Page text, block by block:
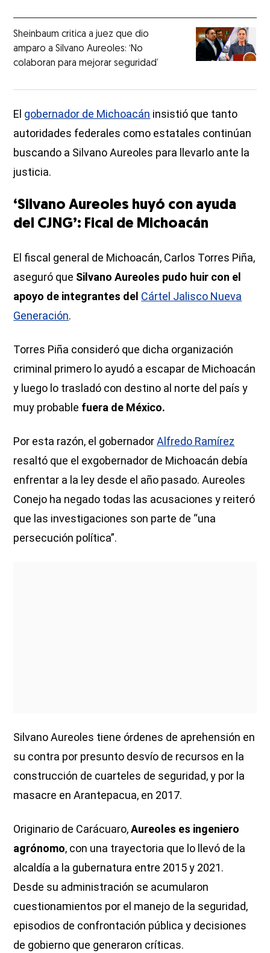
Sheinbaum critica a juez que dio
amparo a Silvano Aureoles: ‘No
colaboran para mejorar seguridad’
El gobernador de Michoacán insistió que tanto
autoridades federales como estatales continúan
buscando a Silvano Aureoles para llevarlo ante la
justicia.
‘Silvano Aureoles huyó con ayuda
del CJNG’: Fical de Michoacán
El fiscal general de Michoacán, Carlos Torres Piña,
aseguró que Silvano Aureoles pudo huir con el
apoyo de integrantes del Cártel Jalisco Nueva
Generación.
Torres Piña consideró que dicha organización
criminal primero lo ayudó a escapar de Michoacán
y luego lo trasladó con destino al norte del país y
muy probable fuera de México.
Por esta razón, el gobernadorAlfredo Ramírez
resaltó que el exgobernador de Michoacán debía
enfrentar a la ley desde el año pasado. Aureoles
Conejo ha negado todas las acusaciones y reiteró
que las investigaciones son parte de “una
persecución política”.
Silvano Aureoles tiene órdenes de aprehensión en
su contra por presunto desvío de recursos en la
construcción de cuarteles de seguridad, y por la
masacre en Arantepacua, en 2017.
Originario de Carácuaro,Aureoles es ingeniero
agrónomo, con una trayectoria que lo llevó de la
alcaldía a la gubernatura entre 2015 y 2021.
Desde su administración se acumularon
cuestionamientos por el manejo de la seguridad,
episodios de confrontación pública y decisiones
de gobierno que generaron críticas.